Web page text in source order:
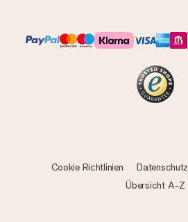
Cookie Richtlinien
Übersicht A-Z